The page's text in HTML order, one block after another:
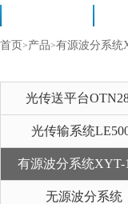
首页 >产品>有源波分系统
光传送平台
光传输系统
有源波分系统XYT-
无源波分系统